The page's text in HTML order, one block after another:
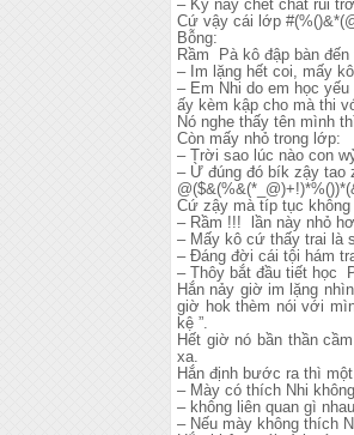
– Kỳ này chết chắt rùi
Cứ vậy cái lớp
Bỗng:
Rầm Pà kô đập bàn
– Im lặng hết coi, mấy
– Em Nhi do em học
ấy kèm kập cho mà thi
Nó nghe thấy tên mình
Còn mấy nhỏ trong lớp:
– Trời sao lúc nào con
– Ừ đúng đó bík zậy tao
Cứ zậy mà típ tục
– Rầm !!! lần này nhỏ
– Mấy kô cứ thấy trai là
– Đáng đời cái tội hám
– Thôy bắt đầu tiết học
Hắn nảy giờ im lặng
giờ hok thèm nói với
kệ ”.
Hết giờ nó bần thần
xa.
Hắn định bước ra thì
– Mày có thích Nhi
– không liên quan gì
– Nếu mày không thích